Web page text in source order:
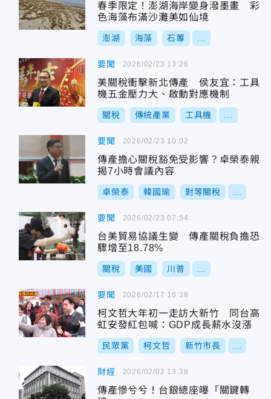
春季限定！澎湖海岸變身潑墨畫 彩
色海藻布滿沙灘美如仙境
澎湖 海藻 石蓴
要聞
美關稅衝擊新北傳產 侯友宜：工具
機五金壓力大、啟動對應機制
關稅 傳統產業 工具機
2026/02/23 13:26
要聞
傳產擔心關稅豁免受影響？卓榮泰親
揭7小時會議內容
卓榮泰 韓國瑜 對等關稅
2026/02/23 10:02
要聞
台美貿易協議生變 傳產關稅負擔恐
驟增至18.78%
關稅 美國 川普
2026/02/23 07:54
要聞
柯文哲大年初一走訪大新竹 同台高
虹安發紅包喊：GDP成長薪水沒漲
民眾黨 柯文哲 新竹市長
2026/02/17 16:38
財經
傳產慘兮兮！台銀總座曝「關鍵轉
2026/02/02 13:38